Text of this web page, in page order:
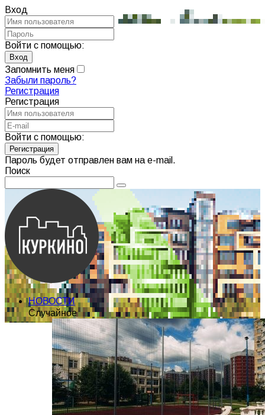
Вход
Войти с помощью:
Запомнить меня
Забыли пароль?
Регистрация
Регистрация
Войти с помощью:
Пароль будет отправлен вам на e-mail.
Поиск
НОВОСТИ
Случайное